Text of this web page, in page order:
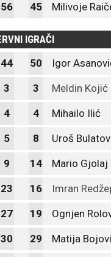
56 45 Milivoje
IGRAČI
44 50 Igor
3 3 Meldin Kojić
4 4 Mihailo Ilić
5 8 Uroš
9 14 Mario Gjolaj
23 16 Imran
27 19 Ognjen
30 29 Matija